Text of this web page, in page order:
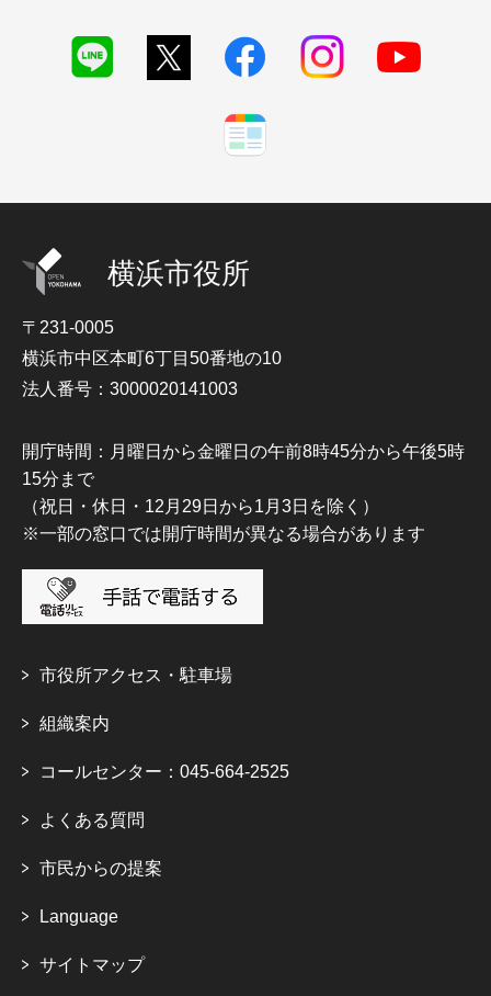
横浜市役所
〒231-0005
横浜市中区本町6丁目50番地の10
法人番号：3000020141003
開庁時間：月曜日から金曜日の午前8時45分から午後5時
15分まで
（祝日・休日・12月29日から1月3日を除く）
※一部の窓口では開庁時間が異なる場合があります
市役所アクセス・駐車場
組織案内
コールセンター：045-664-2525
よくある質問
市民からの提案
Language
サイトマップ